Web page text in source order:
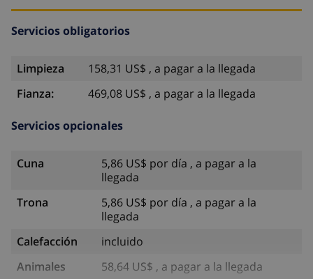
Servicios obligatorios
Limpieza
158,31 US$ , a pagar a la llegada
Fianza:
469,08 US$ , a pagar a la llegada
Servicios opcionales
Cuna
5,86 US$ por día , a pagar a la
llegada
Trona
5,86 US$ por día , a pagar a la
llegada
Calefacción
incluido
Animales
58,64 US$ , a pagar a la llegada